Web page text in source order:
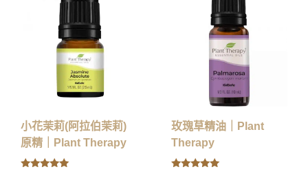
小花茉莉(阿拉伯茉莉)
原精｜Plant Therapy
玫瑰草精油｜Plant
Therapy